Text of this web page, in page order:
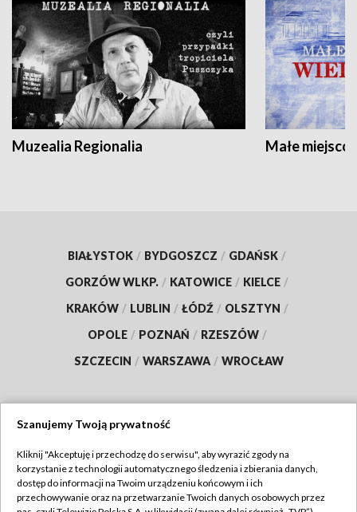
Muzealia Regionalia Małe
BIAŁYSTOK / BYDGOSZCZ / GDAŃSK /
GORZÓW WLKP. / KATOWICE / KIELCE /
KRAKÓW / LUBLIN / ŁÓDŹ / OLSZTYN /
OPOLE / POZNAŃ / RZESZÓW /
SZCZECIN / WARSZAWA / WROCŁAW
TVP
Abonament TVP
Regulamin TVP
Szanujemy Twoją prywatność
Kliknij "Akceptuję i przechodzę do serwisu", aby wyrazić zgody na
korzystanie z technologii automatycznego śledzenia i zbierania danych,
dostęp do informacji na Twoim urządzeniu końcowym i ich
przechowywanie oraz na przetwarzanie Twoich danych osobowych przez